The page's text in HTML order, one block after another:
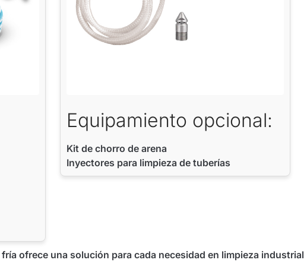
Equipamiento opcional:
Kit de chorro de arena
Inyectores para limpieza de tuberías
ofrece una solución para cada necesidad en limpieza industrial